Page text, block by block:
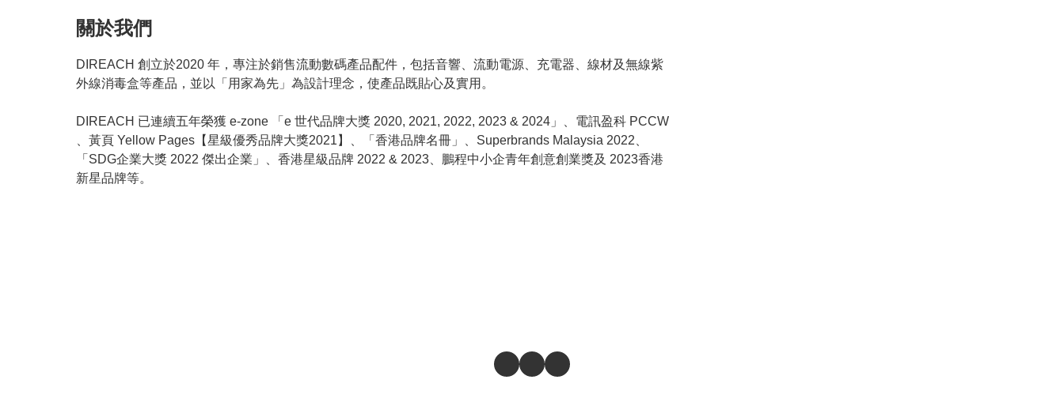
關於我們
DIREACH 創立於2020 年，專注於銷售流動數碼產品配件，包括音響、流動電源、充電器、線材及無線紫
外線消毒盒等產品，並以「用家為先」為設計理念，使產品既貼心及實用。
DIREACH 已連續五年榮獲 e-zone 「e 世代品牌大獎 2020, 2021, 2022, 2023 & 2024」、電訊盈科 PCCW
、黃頁 Yellow Pages【星級優秀品牌大獎2021】、「香港品牌名冊」、Superbrands Malaysia 2022、
「SDG企業大獎 2022 傑出企業」、香港星級品牌 2022 & 2023、鵬程中小企青年創意創業獎及 2023香港
新星品牌等。